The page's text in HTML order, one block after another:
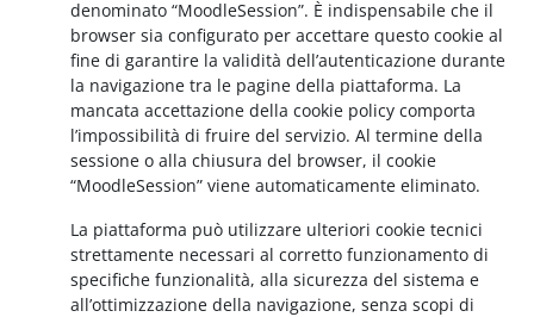
denominato “MoodleSession”. È indispensabile che il
browser sia configurato per accettare questo cookie al
fine di garantire la validità dell’autenticazione durante
la navigazione tra le pagine della piattaforma. La
mancata accettazione della cookie policy comporta
l’impossibilità di fruire del servizio. Al termine della
sessione o alla chiusura del browser, il cookie
“MoodleSession” viene automaticamente eliminato.
La piattaforma può utilizzare ulteriori cookie tecnici
strettamente necessari al corretto funzionamento di
specifiche funzionalità, alla sicurezza del sistema e
all’ottimizzazione della navigazione, senza scopi di